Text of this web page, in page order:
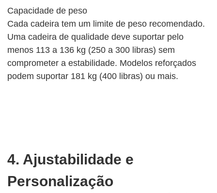
Capacidade de peso
Cada cadeira tem um limite de peso recomendado.
Uma cadeira de qualidade deve suportar pelo
menos 113 a 136 kg (250 a 300 libras) sem
comprometer a estabilidade. Modelos reforçados
podem suportar 181 kg (400 libras) ou mais.
4. Ajustabilidade e
Personalização